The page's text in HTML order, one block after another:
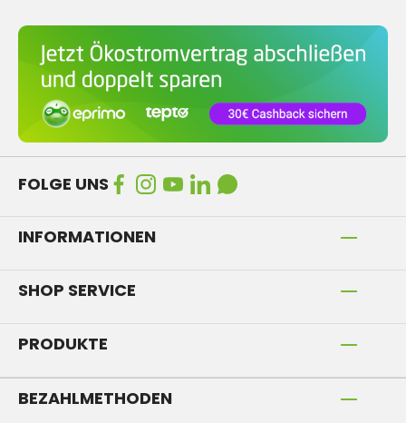
FOLGE UNS
INFORMATIONEN
SHOP SERVICE
PRODUKTE
BEZAHLMETHODEN